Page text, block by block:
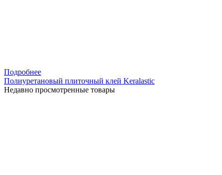
Подробнее
Полиуретановый плиточный клей Keralastic
Недавно просмотренные товары